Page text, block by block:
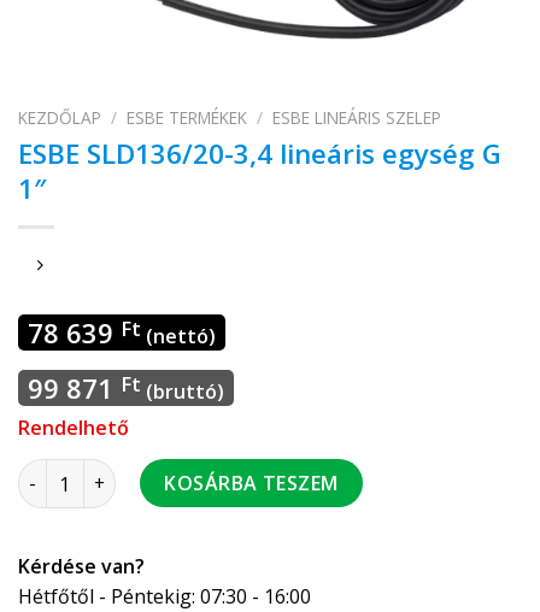
KEZDŐLAP / ESBE TERMÉKEK / ESBE LINEÁRIS SZELEP
ESBE SLD136/20-3,4 lineáris egység G
1″
78 639 Ft (nettó)
99 871 Ft (bruttó)
Rendelhető
ESBE SLD136/20-3,4 lineáris egység G 1" mennyiség
KOSÁRBA TESZEM
Kérdése van?
Hétfőtől - Péntekig: 07:30 - 16:00